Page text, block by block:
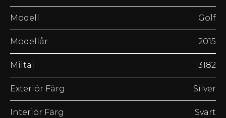
Modell Golf
Modellår 2015
Miltal 13182
Exteriör Färg Silver
Interiör Färg Svart